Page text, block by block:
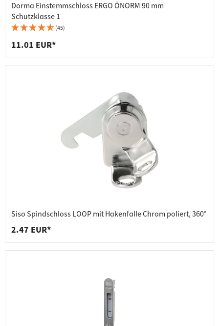
Dorma Einstemmschloss ERGO ÖNORM 90 mm
Schutzklasse 1
(45)
11.01 EUR*
Siso Spindschloss LOOP mit Hakenfalle Chrom poliert, 360°
2.47 EUR*